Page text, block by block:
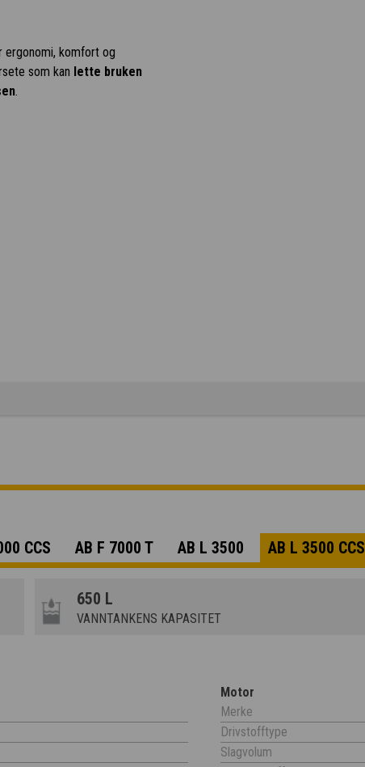
ergonomi, komfort og
som kan lette bruken
.
CCS AB F 7000 T AB L 3500 AB L 3500 CCS
650 L
VANNTANKENS KAPASITET
Motor
Merke
Drivstofftype
Slagvolum